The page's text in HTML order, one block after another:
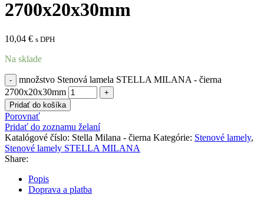
2700x20x30mm
10,04 € s DPH
Na sklade
množstvo Stenová lamela STELLA MILANA - čierna
2700x20x30mm
Pridať do košíka
Porovnať
Pridať do zoznamu želaní
Katalógové číslo: Stella Milana - čierna Kategórie: Stenové lamely,
Stenové lamely STELLA MILANA
Share:
Popis
Doprava a platba